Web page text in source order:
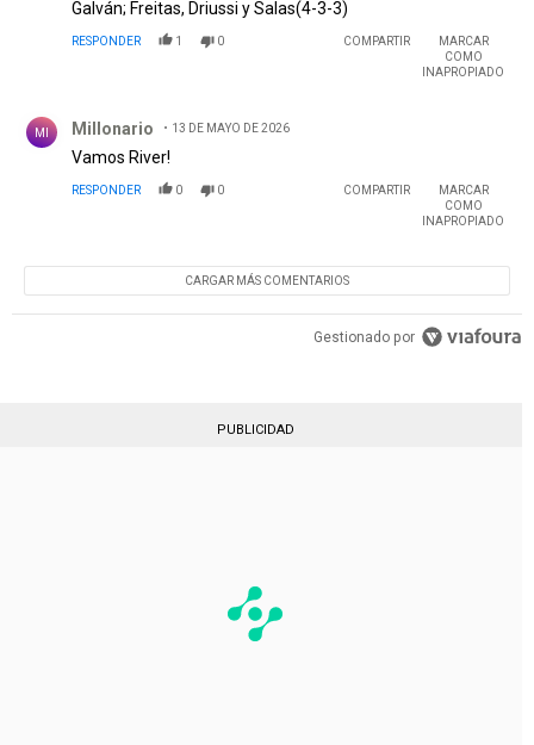
Galván; Freitas, Driussi y Salas(4-3-3)
RESPONDER 1 0 COMPARTIR
MARCAR
COMO
INAPROPIADO
MI Millonario 13 DE MAYO DE 2026
Vamos River!
RESPONDER 0 0 COMPARTIR
MARCAR
COMO
INAPROPIADO
CARGAR MÁS COMENTARIOS
Gestionado por
PUBLICIDAD